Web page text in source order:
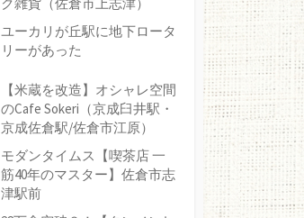
ユーカリが丘駅に地下ロータ
リーがあった
【米蔵を改造】オシャレ空間
のCafe Sokeri（京成臼井駅・
京成佐倉駅/佐倉市江原）
モダンタイムス【喫茶店 一
筋40年のマスター】佐倉市志
津駅前